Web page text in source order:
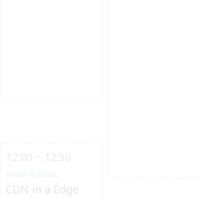
Main & Misc.
CDN in a Edge